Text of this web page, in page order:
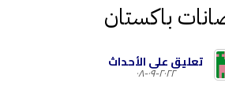
باكستان
تعليق على الأحداث
٢٠٢٢-٠٩-٠٨